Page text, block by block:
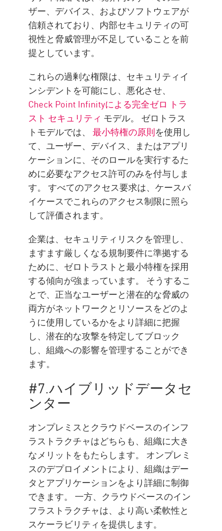
ザー、デバイス、およびソフトウェアが
信頼されており、内部セキュリティの可
視性と脅威管理が不足していることを前
提としています。
これらの過剰な権限は、セキュリティイ
ンシデントを可能にし、悪化させ、
Check Point Infinityによる完全ゼロ トラ
スト セキュリティ モデル。 ゼロトラス
トモデルでは、最小特権の原則を使用し
て、ユーザー、デバイス、またはアプリ
ケーションに、そのロールを実行するた
めに必要なアクセス許可のみを付与しま
す。 すべてのアクセス要求は、ケースバ
イケースでこれらのアクセス制限に照ら
して評価されます。
企業は、セキュリティリスクを管理し、
ますます厳しくなる規制要件に準拠する
ために、ゼロトラストと最小特権を採用
する傾向が強まっています。 そうするこ
とで、正当なユーザーと潜在的な脅威の
両方がネットワークとリソースをどのよ
うに使用しているかをより詳細に把握
し、潜在的な攻撃を特定してブロック
し、組織への影響を管理することができ
ます。
#7.ハイブリッドデータセ
ンター
オンプレミスとクラウドベースのインフ
ラストラクチャはどちらも、組織に大き
なメリットをもたらします。 オンプレミ
スのデプロイメントにより、組織はデー
タとアプリケーションをより詳細に制御
できます。 一方、クラウドベースのイン
フラストラクチャは、より高い柔軟性と
スケーラビリティを提供します。